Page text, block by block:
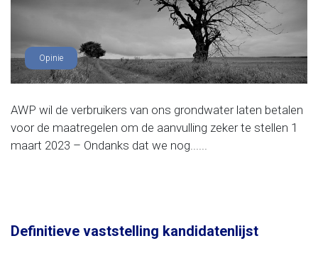
Opinie
AWP wil de verbruikers van ons grondwater laten betalen
voor de maatregelen om de aanvulling zeker te stellen 1
maart 2023 – Ondanks dat we nog......
Definitieve vaststelling kandidatenlijst